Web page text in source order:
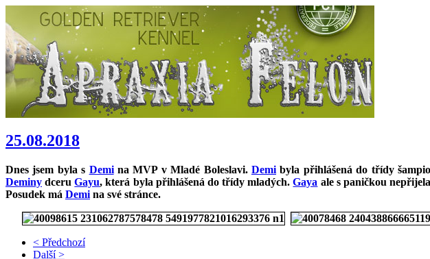
25.08.2018
Dnes jsem byla s Demina MVP v Mladé Boleslavi.Demi byla přihlášená do třídy
Deminy dceruGayu, která byla přihlášená do třídy mladých.Gaya ale s paničkou
Posudek má Demi na své stránce.
< Předchozí
Další >